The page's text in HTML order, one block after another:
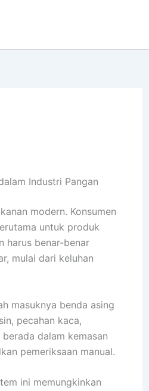
Industri Pangan
modern. Konsumen
untuk produk
harus benar-benar
mulai dari keluhan
masuknya benda asing
pecahan kaca,
dalam kemasan
pemeriksaan manual.
ini memungkinkan